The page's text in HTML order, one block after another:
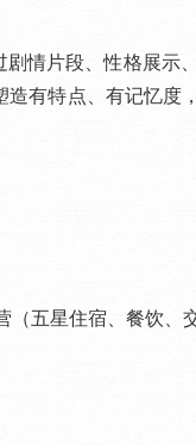
片段、性格展示、
有特点、有记忆度
五星住宿、餐饮、